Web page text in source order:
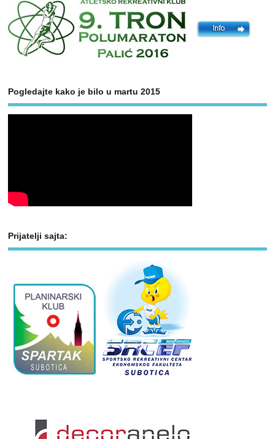
Pogledajte kako je bilo u martu 2015
Prijatelji sajta: